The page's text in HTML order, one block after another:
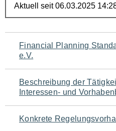
Navigation
für
den
Seiteninhalt
Financial Planning
e.V.
Beschreibung der
Interessen- und
Konkrete